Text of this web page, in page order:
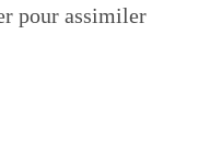
pour assimiler